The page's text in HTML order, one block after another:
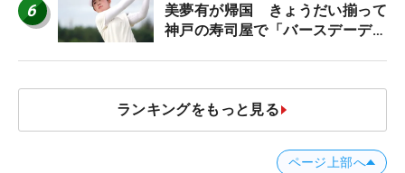
6
美夢有が帰国 きょうだい揃って
神戸の寿司屋で「バースデーディ
ランキングをもっと見る
ページ上部へ